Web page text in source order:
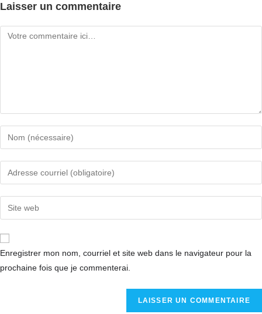
Laisser un commentaire
Enregistrer mon nom, courriel et site web dans le navigateur pour la
prochaine fois que je commenterai.